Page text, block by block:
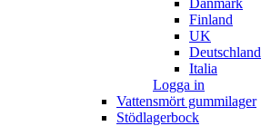
Danmark
Finland
UK
Deutschland
Italia
Logga in
Vattensmört gummilager
Stödlagerbock